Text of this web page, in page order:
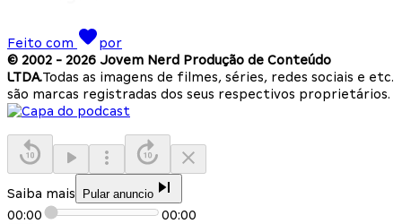
Feito com
por
© 2002 - 2026 Jovem Nerd Produção de Conteúdo
LTDA.Todas as imagens de filmes, séries, redes sociais e etc.
são marcas registradas dos seus respectivos proprietários.
Saiba mais Pular anuncio
00:00 00:00